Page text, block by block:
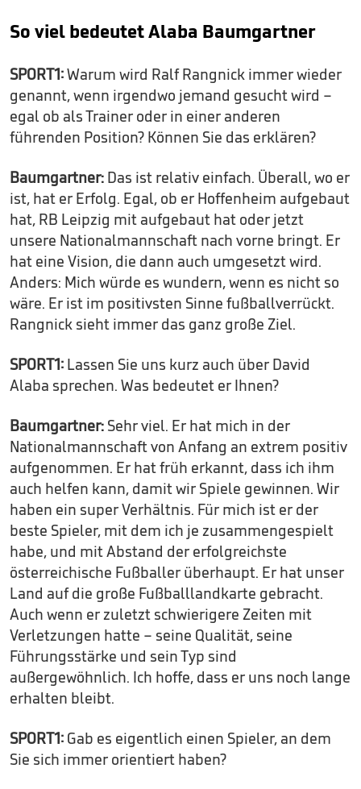
So viel bedeutet Alaba Baumgartner
SPORT1:Warum wird Ralf Rangnick immer wieder
genannt, wenn irgendwo jemand gesucht wird –
egal ob als Trainer oder in einer anderen
führenden Position? Können Sie das erklären?
Baumgartner: Das ist relativ einfach. Überall, wo er
ist, hat er Erfolg. Egal, ob er Hoffenheim aufgebaut
hat, RB Leipzig mit aufgebaut hat oder jetzt
unsere Nationalmannschaft nach vorne bringt. Er
hat eine Vision, die dann auch umgesetzt wird.
Anders: Mich würde es wundern, wenn es nicht so
wäre. Er ist im positivsten Sinne fußballverrückt.
Rangnick sieht immer das ganz große Ziel.
SPORT1: Lassen Sie uns kurz auch über David
Alaba sprechen. Was bedeutet er Ihnen?
Baumgartner: Sehr viel. Er hat mich in der
Nationalmannschaft von Anfang an extrem positiv
aufgenommen. Er hat früh erkannt, dass ich ihm
auch helfen kann, damit wir Spiele gewinnen. Wir
haben ein super Verhältnis. Für mich ist er der
beste Spieler, mit dem ich je zusammengespielt
habe, und mit Abstand der erfolgreichste
österreichische Fußballer überhaupt. Er hat unser
Land auf die große Fußballlandkarte gebracht.
Auch wenn er zuletzt schwierigere Zeiten mit
Verletzungen hatte – seine Qualität, seine
Führungsstärke und sein Typ sind
außergewöhnlich. Ich hoffe, dass er uns noch lange
erhalten bleibt.
SPORT1: Gab es eigentlich einen Spieler, an dem
Sie sich immer orientiert haben?